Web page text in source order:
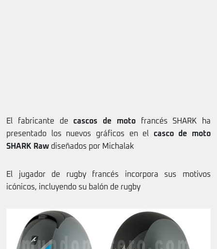
El fabricante de cascos de motofrancés SHARK ha
presentado los nuevos gráficos en el casco de moto
SHARK Raw diseñados por Michalak
El jugador de rugby francés incorpora sus motivos
icónicos, incluyendo su balón de rugby